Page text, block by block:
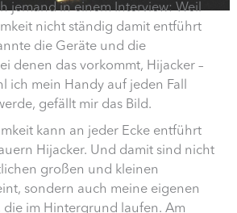
jemand in einem Interview: Weil
nicht ständig damit entführt
die Geräte und die
denen das vorkommt, Hijacker –
ich mein Handy auf jeden Fall
gefällt mir das Bild.
kann an jeder Ecke entführt
Hijacker. Und damit sind nicht
großen und kleinen
sondern auch meine eigenen
die im Hintergrund laufen. Am